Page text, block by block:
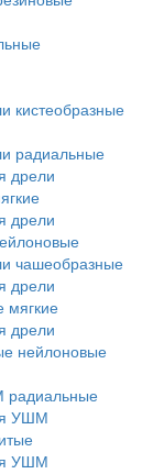
кистеобразные
радиальные
дрели
дрели
чашеобразные
дрели
мягкие
дрели
нейлоновые
радиальные
УШМ
УШМ